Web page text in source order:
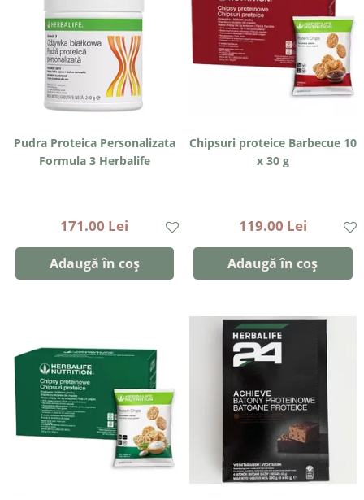
Pudra Proteica Personalizata
Formula 3 Herbalife
171.00 Lei
Adaugă în coș
Chipsuri proteice Barbecue 10
x 30 g
119.00 Lei
Adaugă în coș